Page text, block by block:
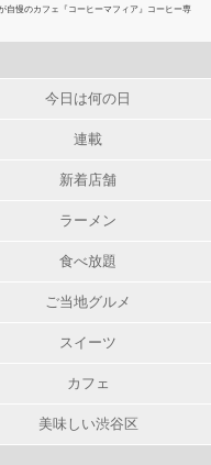
自慢のカフェ『コーヒーマフィア』コーヒー専
今日は何の日
連載
新着店舗
ラーメン
食べ放題
ご当地グルメ
スイーツ
カフェ
美味しい渋谷区